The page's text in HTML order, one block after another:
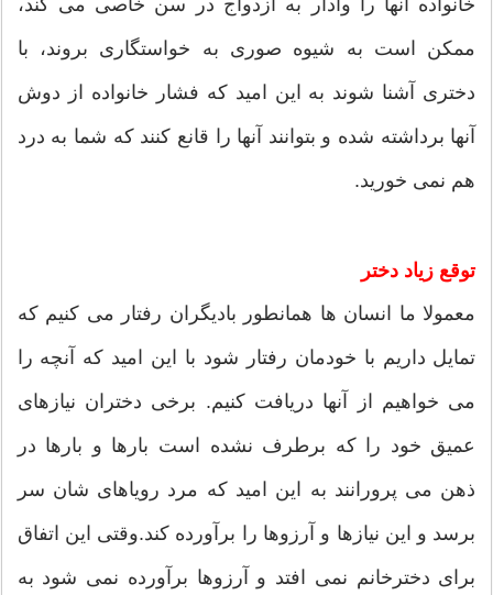
ممکن است به شیوه صوری به خواستگاری بروند، با
دختری آشنا شوند به این امید که فشار خانواده از دوش
آنها برداشته شده و بتوانند آنها را قانع کنند که شما به درد
هم نمی خورید.
توقع زیاد دختر
معمولا ما انسان ها همانطور بادیگران رفتار می کنیم که
تمایل داریم با خودمان رفتار شود با این امید که آنچه را
می خواهیم از آنها دریافت کنیم. برخی دختران نیازهای
عمیق خود را که برطرف نشده است بارها و بارها در
ذهن می پرورانند به این امید که مرد رویاهای شان سر
برسد و این نیازها و آرزوها را برآورده کند.وقتی این اتفاق
برای دخترخانم نمی افتد و آرزوها برآورده نمی شود به